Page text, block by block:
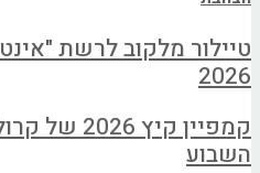
טיילור מלקוב לרשת
2026
קמפיין
השבוע